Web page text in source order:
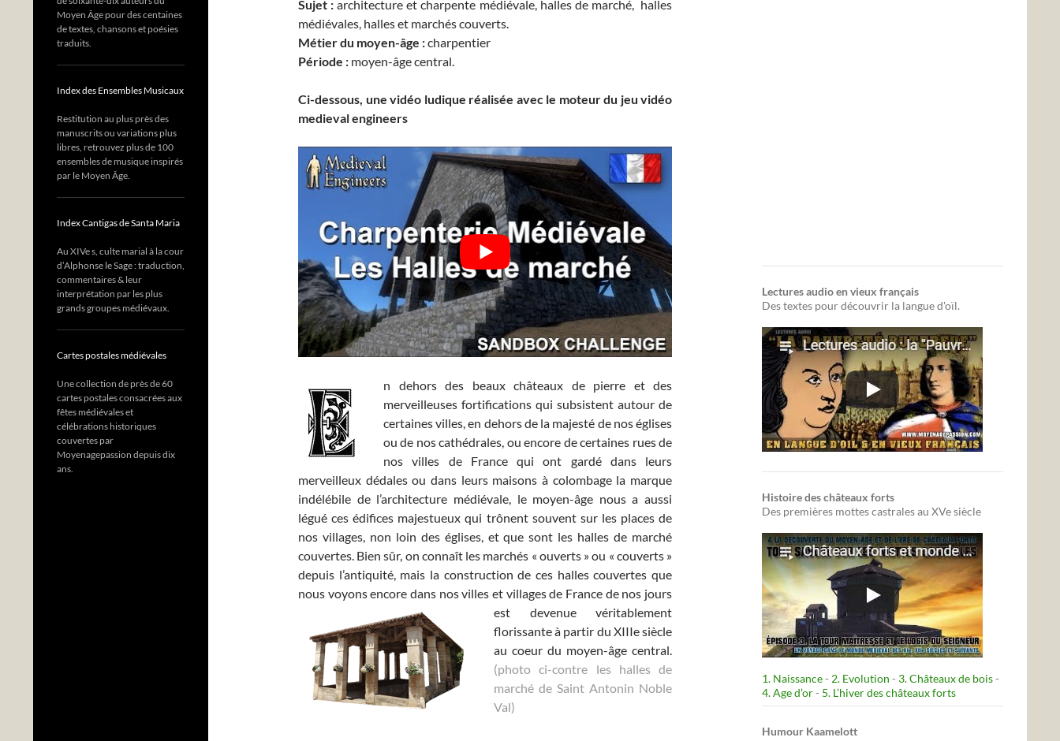
Sujet : architecture et charpente médiévale, halles de marché, halles
médiévales, halles et marchés couverts.
Métier du moyen-âge :charpentier
Période : moyen-âge central.
Ci-dessous, une vidéo ludique réalisée avec le moteur du jeu vidéo
medieval engineers
n dehors des beaux châteaux de pierre et des
merveilleuses fortifications qui subsistent autour de
certaines villes, en dehors de la majesté de nos églises
ou de nos cathédrales, ou encore de certaines rues de
nos villes de France qui ont gardé dans leurs
merveilleux dédales ou dans leurs maisons à colombage la marque
indélébile de l’architecture médiévale, le moyen-âge nous a aussi
légué ces édifices majestueux qui trônent souvent sur les places de
nos villages, non loin des églises, et que sont les halles de marché
couvertes. Bien sûr, on connaît les marchés « ouverts » ou « couverts »
depuis l’antiquité, mais la construction de ces halles couvertes que
nous voyons encore dans nos villes et villages de France de nos jours
est devenue véritablement
florissante à partir du XIIIe siècle
au coeur du moyen-âge central.
(photo ci-contre les halles de
marché de Saint Antonin Noble
Val)
Lectures audio en vieux français
Des textes pour découvrir la langue d'oïl.
Histoire des châteaux forts
Des premières mottes castrales au XVe siècle
1. Naissance- 2. Evolution - 3. Châteaux de bois-
4. Age d’or- 5. L’hiver des châteaux forts
Humour Kaamelott
Moyen Âge pour des centaines
de textes, chansons et poésies
traduits.
Index des Ensembles Musicaux
Restitution au plus près des
manuscrits ou variations plus
libres, retrouvez plus de 100
ensembles de musique inspirés
par le Moyen Âge.
Index Cantigas de Santa Maria
Au XIVe s, culte marial à la cour
d’Alphonse le Sage : traduction,
commentaires & leur
interprétation par les plus
grands groupes médiévaux.
Cartes postales médiévales
Une collection de près de 60
cartes postales consacrées aux
fêtes médiévales et
célébrations historiques
couvertes par
Moyenagepassion depuis dix
ans.